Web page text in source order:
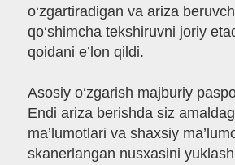
o‘zgartiradigan va ariza
qo‘shimcha tekshiruvni joriy
qoidani e’lon qildi.
Asosiy o‘zgarish majburiy
Endi ariza berishda siz
ma’lumotlari va shaxsiy
skanerlangan nusxasini